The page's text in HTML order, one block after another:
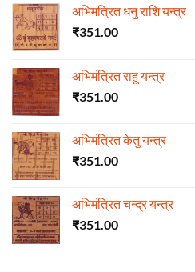
अभिमंत्रित धनु राशि यन्त्र
₹351.00
अभिमंत्रित राहू यन्त्र
₹351.00
अभिमंत्रित केतु यन्त्र
₹351.00
अभिमंत्रित चन्द्र यन्त्र
₹351.00